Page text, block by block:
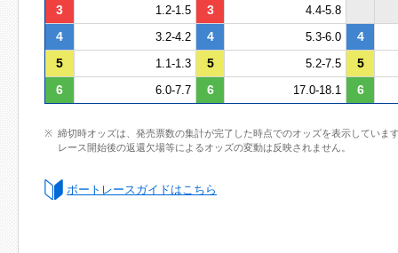
3 1.2-1.5 3 4.4-5.8
4 3.2-4.2 4 5.3-6.0
4
5
1.1-1.3 5 5.2-7.5
5
6
6.0-7.7 6 17.0-18.1 6
締切時オッズは、発売票数の集計が完了した時点でのオッズを表示していま
レース開始後の返還欠場等によるオッズの変動は反映されません。
ボートレースガイドはこちら